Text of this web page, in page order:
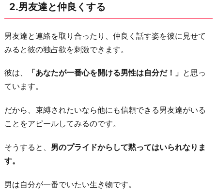
か
言
い
ら
れ
て
い
ア
ル
2.男友達と仲良くする
男友達と連絡を取り合ったり、仲良く話す姿を彼に見せて
みると彼の独占欲を刺激できます。
彼は、 「あなたが一番心を開ける男性は自分だ！」 と思っ
ています。
だから、束縛されたいなら他にも信頼できる男友達がいる
ことをアピールしてみるのです。
そうすると、 男のプライドからして黙ってはいられなりま
す。
男は自分が一番でいたい生き物です。